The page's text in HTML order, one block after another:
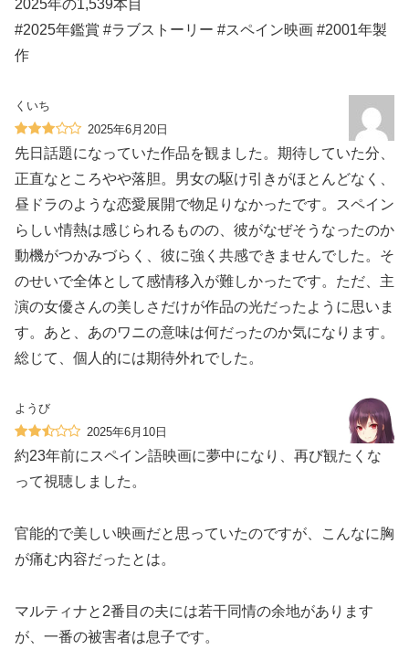
2025年の1,539本目
#2025年鑑賞 #ラブストーリー #スペイン映画 #2001年製
作
くいち
2025年6月20日
先日話題になっていた作品を観ました。期待していた分、
正直なところやや落胆。男女の駆け引きがほとんどなく、
昼ドラのような恋愛展開で物足りなかったです。スペイン
らしい情熱は感じられるものの、彼がなぜそうなったのか
動機がつかみづらく、彼に強く共感できませんでした。そ
のせいで全体として感情移入が難しかったです。ただ、主
演の女優さんの美しさだけが作品の光だったように思いま
す。あと、あのワニの意味は何だったのか気になります。
総じて、個人的には期待外れでした。
ようび
2025年6月10日
約23年前にスペイン語映画に夢中になり、再び観たくな
って視聴しました。
官能的で美しい映画だと思っていたのですが、こんなに胸
が痛む内容だったとは。
マルティナと2番目の夫には若干同情の余地があります
が、一番の被害者は息子です。